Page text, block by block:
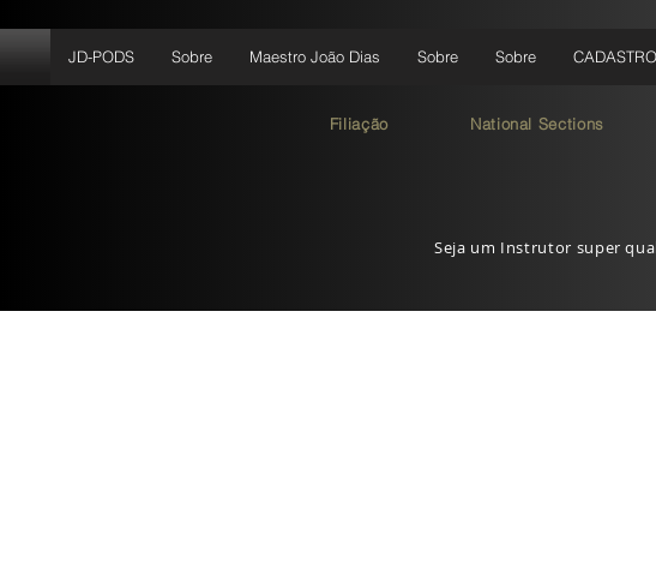
Filiação National Sections
Seja um Instrutor super
JD-PODS Sobre Maestro João Dias Sobre Sobre